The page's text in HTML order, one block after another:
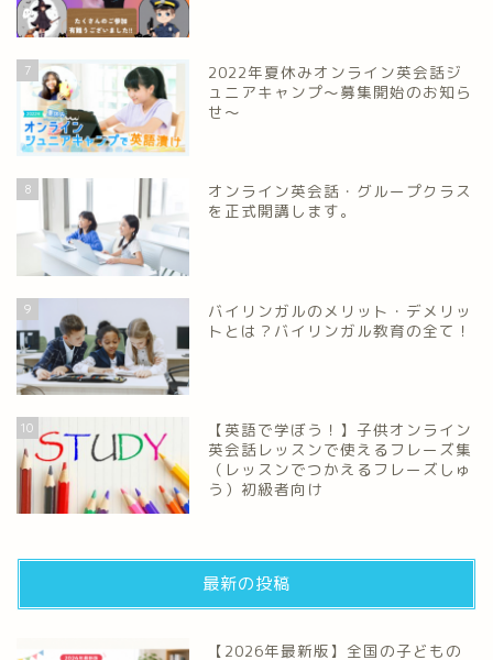
7
2022年夏休みオンライン英会話ジ
ュニアキャンプ～募集開始のお知ら
せ～
8
オンライン英会話・グループクラス
を正式開講します。
9
バイリンガルのメリット・デメリッ
トとは？バイリンガル教育の全て！
10
【英語で学ぼう！】子供オンライン
英会話レッスンで使えるフレーズ集
（レッスンでつかえるフレーズしゅ
う）初級者向け
最新の投稿
【2026年最新版】全国の子どもの